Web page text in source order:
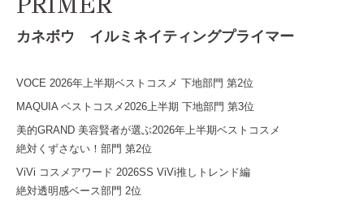
カネボウ イルミネイティングプライマー
VOCE 2026年上半期ベストコスメ 下地部門 第2位
MAQUIA ベストコスメ2026上半期 下地部門 第3位
美的GRAND 美容賢者が選ぶ2026年上半期ベストコスメ
絶対くずさない！部門 第2位
ViVi コスメアワード 2026SS ViVi推しトレンド編
絶対透明感ベース部門 2位